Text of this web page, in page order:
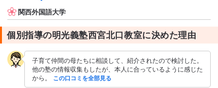
・オリジナルのテキストを準備してくれる。
関西外国語大学
個別指導の明光義塾西宮北口教室に決めた理由
子育て仲間の母たちに相談して、紹介されたので検討した。
他の塾の情報収集もしたが、本人に合っているように感じた
から。 この口コミを全部見る